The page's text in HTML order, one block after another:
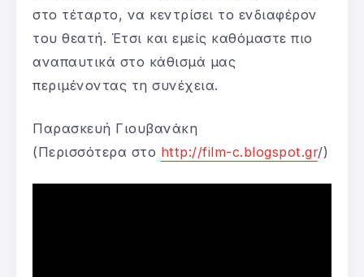
στο τέταρτο, να κεντρίσει το ενδιαφέρον
του θεατή. Έτσι και εμείς καθόμαστε πιο
αναπαυτικά στο κάθισμά μας
περιμένοντας τη συνέχεια.
Παρασκευή Γιουβανάκη
(Περισσότερα στο http://film-c.blogspot.gr/)